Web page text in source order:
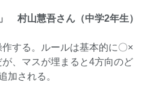
村山慧吾さん（中学2年生）
する。ルールは基本的に〇×
、マスが埋まると4方向のど
加される。